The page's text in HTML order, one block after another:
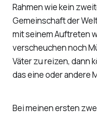
Rahmen wie kein
Gemeinschaft der
mit seinem Auftreten
verscheuchen noch
Väter zu reizen, dann
das eine oder andere
Bei meinen ersten